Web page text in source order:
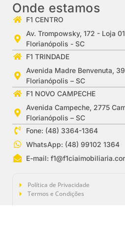
Onde estamos
F1 CENTRO
Av. Trompowsky, 172 - Loja
Florianópolis - SC
F1 TRINDADE
Avenida Madre Benvenuta,
Florianópolis – SC
F1 NOVO CAMPECHE
Avenida Campeche, 2775
Florianópolis – SC
Fone: (48) 3364-1364
WhatsApp: (48) 99102 1364
E-mail:
Política de Privacidade
Termos e Condições